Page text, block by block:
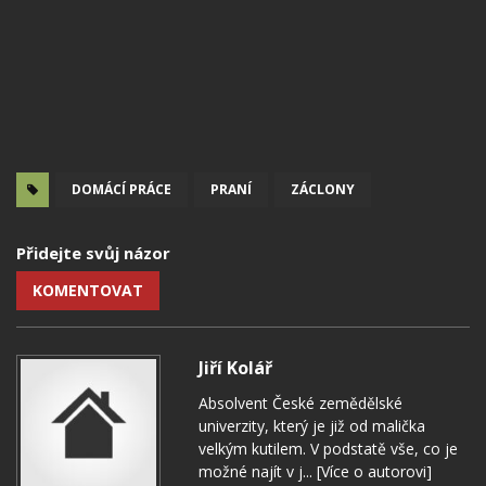
DOMÁCÍ PRÁCE PRANÍ ZÁCLONY
Přidejte svůj názor
KOMENTOVAT
Jiří Kolář
Absolvent České zemědělské
univerzity, který je již od malička
velkým kutilem. V podstatě vše, co je
možné najít v j... [Více o autorovi]